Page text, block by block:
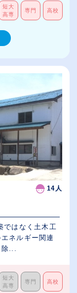
短大
高専
専門 高校
14人
ではなく土木工
ネルギー関連
...
短大
高専
専門 高校